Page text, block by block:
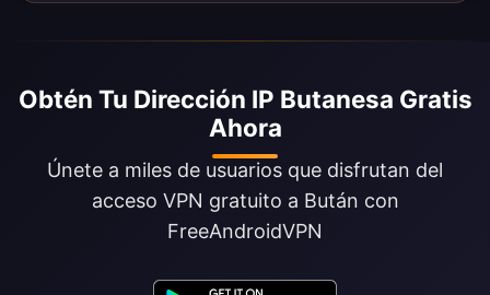
Obtén Tu Dirección IP Butanesa Gratis
Ahora
Únete a miles de usuarios que disfrutan del
acceso VPN gratuito a Bután con
FreeAndroidVPN